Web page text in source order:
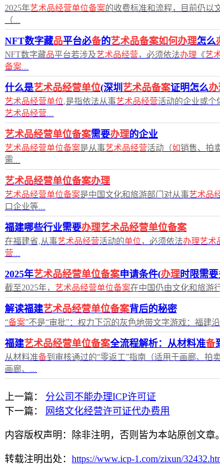
2025年艺术品经营单位备案的收费标准和流程，目前仍以
（...
NFT数字藏品平台必备的艺术品备案如何办理怎么
NFT数字藏品平台若涉及艺术品经营 ，必须依法办理 《艺
备案
什么是艺术品经营单位(深圳 艺术品备案证明怎么办
艺术品经营单位 ,是指依法从事艺术品经营活动的企业或个
艺术品经营
艺术品经营单位备案需要办理的企业
艺术品经营单位备案是从事艺术品经营活动（如销售、拍
需...
艺术品经营单位备案办理
艺术品经营单位备案是中国文化和旅游部门对从事艺术品
口企业等...
福建哪些行业需要办理艺术品经营单位备案
在福建省,从事艺术品经营活动的单位 ，必须依法办理艺术
营
2025年艺术品经营单位备案申请条件(办理时限需
截至2025年， 艺术品经营单位备案在中国仍由文化和旅游
解读福建艺术品经营单位备案背后的秘密
“备案”不是“审批”：权力下沉的灰色地带文字游戏：福建
福建艺术品经营单位备案全流程解析：从材料准备
从材料准备到审核通过的“零返工”指南（适用于画廊、拍卖
画廊、...
上一篇：
分公司不能办理ICP许可证
下一篇：
网络文化经营许可证代办费用
内容版权声明：除非注明，否则皆为本站原创文章。
转载注明出处： https://www.icp-1.com/zixun/